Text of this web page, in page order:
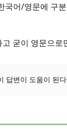
어/영문에 구
굳이 영문으로
답변이 도움이 된